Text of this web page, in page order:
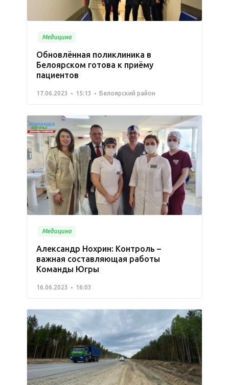
Медицина
Обновлённая поликлиника в
Белоярском готова к приёму
пациентов
17.06.2023 15:13 Белоярский район
Медицина
Александр Нохрин: Контроль –
важная составляющая работы
Команды Югры
16.06.2023 16:03